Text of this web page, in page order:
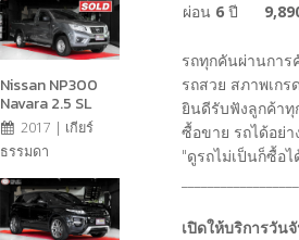
Nissan NP300
Navara 2.5 SL
2017 | เกียร์
ธรรมดา
ผ่อน 6 ปี
รถทุกคันผ่านกา
รถสวย สภาพเกร
ยินดีรับฟังลูกค้าทุ
ซื้อขาย รถได้อย่
"ดูรถไม่เป็นก็ซื้อ
เปิดให้บริการวัน